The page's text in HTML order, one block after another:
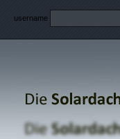
username